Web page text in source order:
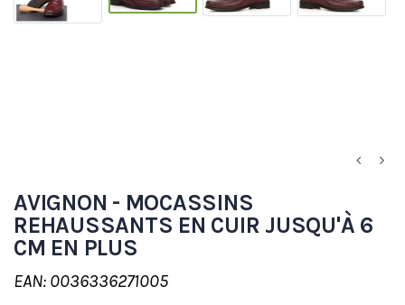
AVIGNON - MOCASSINS
REHAUSSANTS EN CUIR JUSQU'À 6
CM EN PLUS
EAN: 0036336271005